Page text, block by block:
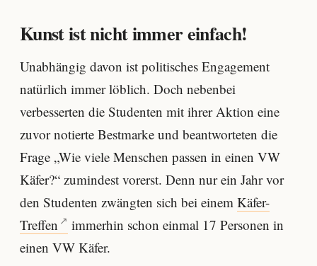
Kunst ist nicht immer einfach!
Unabhängig davon ist politisches Engagement
natürlich immer löblich. Doch nebenbei
verbesserten die Studenten mit ihrer Aktion eine
zuvor notierte Bestmarke und beantworteten die
Frage „Wie viele Menschen passen in einen VW
Käfer?“ zumindest vorerst. Denn nur ein Jahr vor
den Studenten zwängten sich bei einem Käfer-
Treffen
immerhin schon einmal 17 Personen in
einen VW Käfer.